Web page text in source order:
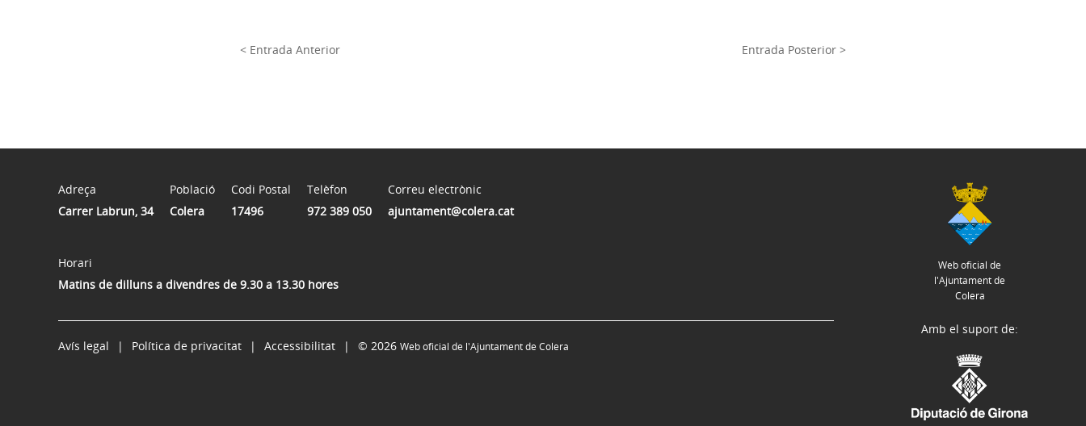
< Entrada Anterior Entrada Posterior >
Adreça
Carrer Labrun, 34
Població
Colera
Codi Postal
17496
Telèfon
972 389 050
Correu electrònic
ajuntament@colera.cat
Horari
Matins de dilluns a divendres de 9.30 a 13.30 hores
Web oficial de
l'Ajuntament de
Colera
Avís legal Política de privacitat Accessibilitat © 2026 Web oficial de l'Ajuntament de Colera
Amb el suport de: